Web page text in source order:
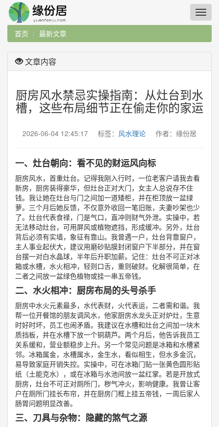
首页 最新文章
文章内容
厨房风水禁忌实操指南：从灶台到水
槽，这些布局细节正在偷走你的家运
2026-06-04 12:45:17 标签： 风水理论 作者：缘份居
一、灶台朝向：看不见的财运风向标
厨房风水，首重灶台。记得我刚入行时，一位老客户请我去看
新房，厨房装得豪华，但灶台正对大门，女主人总说存不住
钱。我让她在灶台与门之间加一道矮柜，并在柜顶放一盆绿
萝。三个月后她反馈，不仅意外收回一笔旧账，夫妻吵架也少
了。灶台代表食禄，门是气口，直冲则财气外泄。实操中，若
无法移动灶台，可用屏风或植物遮挡，形成缓冲。另外，灶台
背后必须有实墙，象征有靠山。我曾遇一户，灶台背靠窗户，
主人事业起伏大，建议用磨砂贴膜封闭窗户下半部分，并在窗
台摆一对白水晶球，半年后升职加薪。记住：灶台不可正对冰
箱或水槽，水火相冲，轻则口舌，重则破财。化解很简单，在
二者之间放一盆绿色植物或挂一串五帝钱。
二、水火相冲：厨房布局的头号杀手
厨房中水火元素最多，水代表财，火代表运，二者需和谐。我
帮一位开餐馆的朋友调风水，他家厨房水龙头正对炉灶，生意
时好时坏，员工也闹矛盾。我建议在水槽和灶台之间加一块木
质挡板，并在水槽下放一个铜葫芦。两个月后，他告诉我员工
关系缓和，营业额稳步上升。另一个常见问题是冰箱和水槽紧
邻。冰箱属金，水槽属水，金生水，看似相生，但水多金沉，
易导致家庭开销失控。实操中，可在冰箱门贴一张黄色圆形贴
纸（土能克水），或在冰箱与水池间放一盆红掌。若是开放式
厨房，灶台不可正对厕所门，秽气冲火，影响健康。我曾让客
户在厕所门挂长布帘，并在厨房门框上挂五帝钱，一周后家人
肠胃问题明显改善。
三、刀具与杂物：隐藏的煞气之源